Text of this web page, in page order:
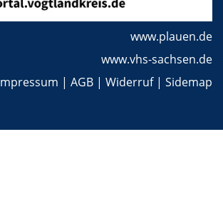
www.plauen.de
www.vhs-sachsen.de
| AGB | Widerruf| Sidemap